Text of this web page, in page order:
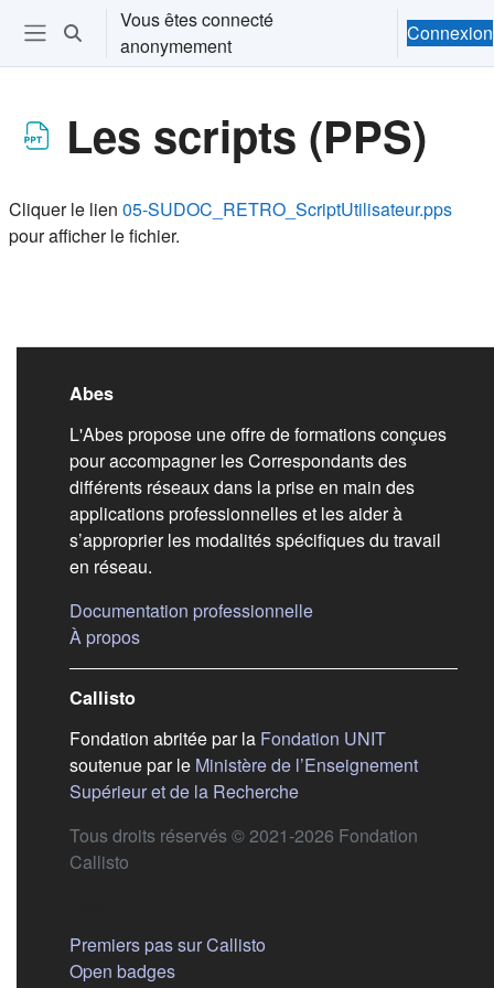
Passer au contenu principal
Ouvrir le menu de navigation
Activer/désactiver la saisie de recherche
Vous êtes connecté
anonymement
Connexion
Les scripts (PPS)
Cliquer le lien 05-SUDOC_RETRO_ScriptUtilisateur.pps
pour afficher le fichier.
Liens de bas de
Abes
L'Abes propose une offre de formations conçues
pour accompagner les Correspondants des
différents réseaux dans la prise en main des
applications professionnelles et les aider à
s’approprier les modalités spécifiques du travail
en réseau.
Documentation professionnelle(s'ouvre dans un
À propos(s'ouvre dans un nouvel onglet)
Callisto
Fondation abritée par la Fondation UNIT(s'ouvre
soutenue par le Ministère de l’Enseignement
Supérieur et de la Recherche(s'ouvre dans un nouvel
Tous droits réservés © 2021-2026 Fondation
Callisto
Premiers pas sur Callisto
Open badges